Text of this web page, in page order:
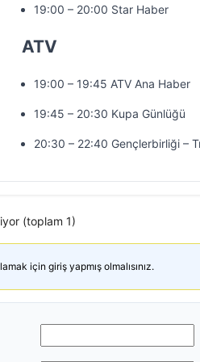
19:00 – 20:00 Star Haber
ATV
19:00 – 19:45 ATV Ana Haber
19:45 – 20:30 Kupa Günlüğü
20:30 – 22:40 Gençlerbirliği –
(toplam 1)
için giriş yapmış olmalısınız.